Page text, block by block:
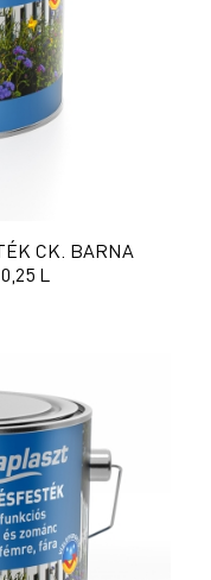
CK. BARNA
L